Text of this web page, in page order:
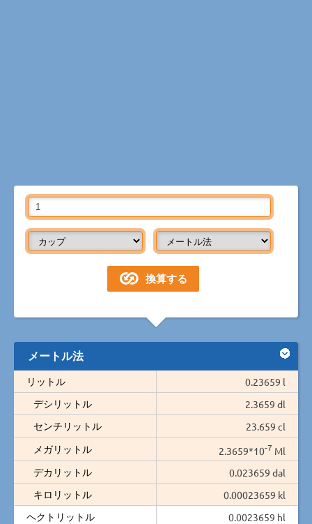
メートル法
リットル
0.23659 l
デシリットル
2.3659 dl
センチリットル
23.659 cl
メガリットル
2.3659*10-7 Ml
デカリットル
0.023659 dal
キロリットル
0.00023659 kl
ヘクトリットル
0.0023659 hl